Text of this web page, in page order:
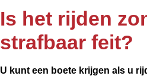
Is het rijden
strafbaar feit?
U kunt een boete krijgen als u